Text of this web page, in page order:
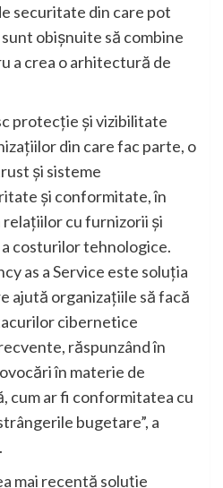
securitate din care pot
obișnuite să combine
a crea o arhitectură de
protecție și vizibilitate
din care fac parte, o
și sisteme
și conformitate, în
relațiilor cu furnizorii și
costurilor tehnologice.
as a Service este soluția
ajută organizațiile să facă
cibernetice
răspunzând în
în materie de
cum ar fi conformitatea cu
bugetare”, a
mai recentă soluție